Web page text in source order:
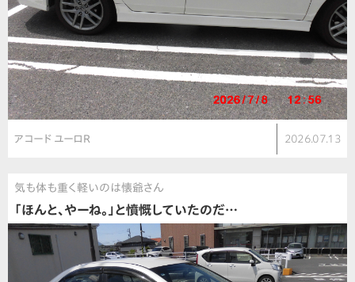
アコード ユーロR 2026.07.13
気も体も重く軽いのは懐爺さん
「ほんと、やーね。」と憤慨していたのだ…